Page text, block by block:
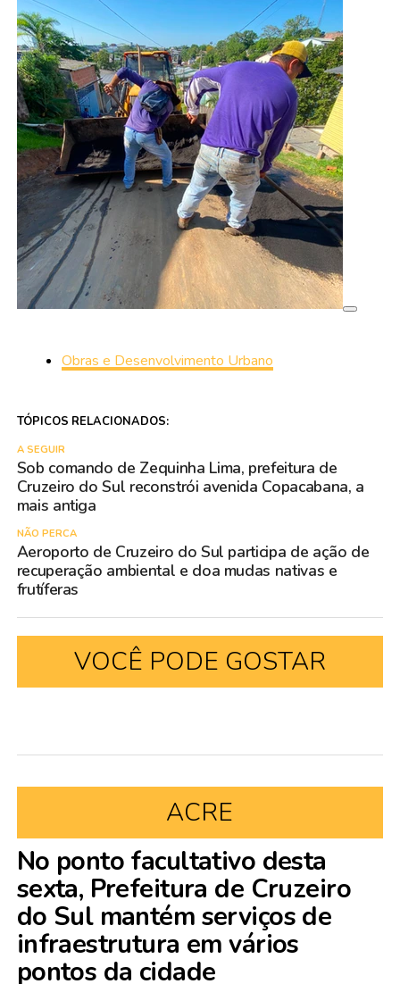
Obras e Desenvolvimento Urbano
TÓPICOS RELACIONADOS:
A SEGUIR
Sob comando de Zequinha Lima, prefeitura de
Cruzeiro do Sul reconstrói avenida Copacabana, a
mais antiga
NÃO PERCA
Aeroporto de Cruzeiro do Sul participa de ação de
recuperação ambiental e doa mudas nativas e
frutíferas
VOCÊ PODE GOSTAR
ACRE
No ponto facultativo desta
sexta, Prefeitura de Cruzeiro
do Sul mantém serviços de
infraestrutura em vários
pontos da cidade